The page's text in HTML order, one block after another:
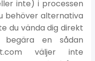
inte) i processen
behöver alternativa
du vända dig direkt
en sådan
väljer inte